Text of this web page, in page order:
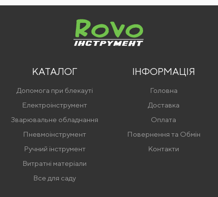
КАТАЛОГ
Допомога при блекауті
Електроінструмент
Зварювальне обладнання
Пневмоінструмент
Ручний інструмент
Витратні матеріали
Все для саду
ІНФОРМАЦІЯ
Головна
Доставка
Оплата
Повернення та Обмін
Контакти